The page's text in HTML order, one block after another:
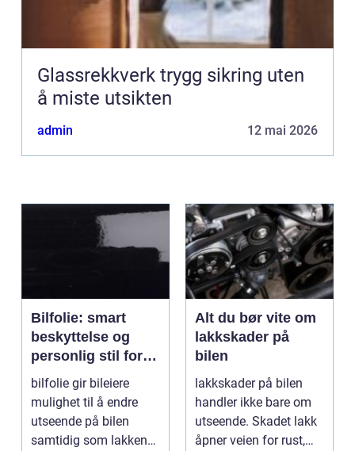
Glassrekkverk trygg sikring uten
å miste utsikten
admin 12 mai 2026
Bilfolie: smart
beskyttelse og
personlig stil for
bilen
bilfolie gir bileiere
mulighet til å endre
utseende på bilen
samtidig som lakken
Alt du bør vite om
lakkskader på
bilen
lakkskader på bilen
handler ikke bare om
utseende. Skadet lakk
åpner veien for rust,